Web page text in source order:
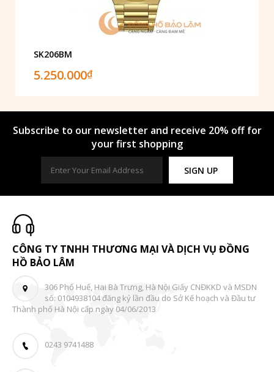
SK206BM
5.250.000₫
Subscribe to our newsletter and receive 20% off for
your first shopping
SIGN UP
CÔNG TY TNHH THƯƠNG MẠI VÀ DỊCH VỤ ĐỒNG
HỒ BẢO LÂM
306 Phố Huế, Hai Bà Trưng, Hà Nội Giấy CNĐKKD và MSDN
số: 0104938104 đăng ký lần đầu do Sở Kế hoạch và Đầu tư
Thành phố Hà Nội cấp ngày 04/06/2013
0243 9741488